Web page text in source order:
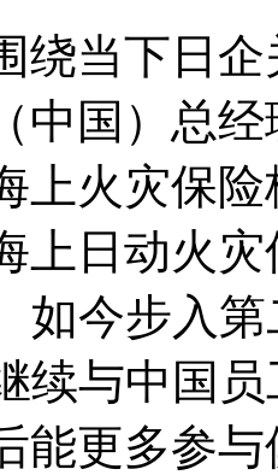
绕当下日
中国）总
上火灾保
上日动火
如今步入
续与中国
能更多参